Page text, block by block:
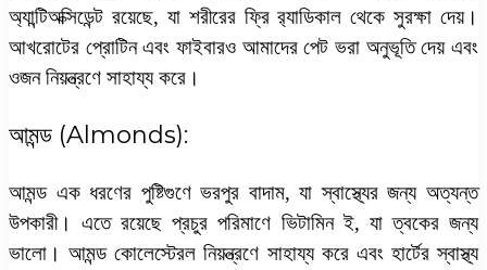
অ্যান্টিঅক্সিডেন্ট রয়েছে, যা শরীরের ফ্রি র‌্যাডিকাল থেকে সুরক্ষা দেয়।
আখরোটের প্রোটিন এবং ফাইবারও আমাদের পেট ভরা অনুভূতি দেয় এবং
ওজন নিয়ন্ত্রণে সাহায্য করে।
আমন্ড (Almonds):
আমন্ড এক ধরণের পুষ্টিগুণে ভরপুর বাদাম, যা স্বাস্থ্যের জন্য অত্যন্ত
উপকারী। এতে রয়েছে প্রচুর পরিমাণে ভিটামিন ই, যা ত্বকের জন্য
ভালো। আমন্ড কোলেস্টেরল নিয়ন্ত্রণে সাহায্য করে এবং হার্টের স্বাস্থ্য